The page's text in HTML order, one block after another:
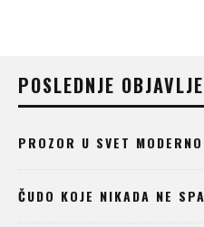
POSLEDNJE
PROZOR U SVET
ČUDO KOJE NIKADA NE